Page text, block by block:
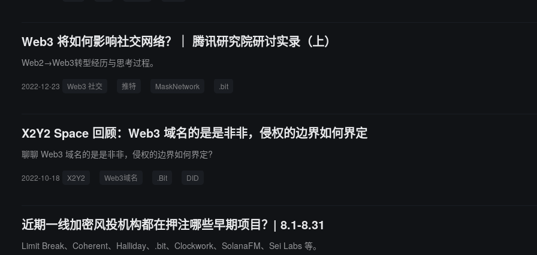
Web3 将如何影响社交网络？｜ 腾讯研究院研讨实录（上）
Web2→Web3转型经历与思考过程。
2022-12-23 Web3 社交 推特 MaskNetwork .bit
X2Y2 Space 回顾：Web3 域名的是是非非，侵权的边界如何界定
聊聊 Web3 域名的是是非非，侵权的边界如何界定?
2022-10-18 X2Y2 Web3域名 .Bit DID
近期一线加密风投机构都在押注哪些早期项目？| 8.1-8.31
Limit Break、Coherent、Halliday、.bit、Clockwork、SolanaFM、Sei Labs 等。